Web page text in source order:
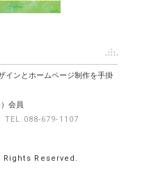
インとホームページ制作を手掛
会員
TEL.088-679-1107
Rights Reserved.